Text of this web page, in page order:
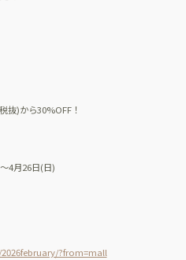
抜)から30%OFF！
～4月26日(日)
?from=mall